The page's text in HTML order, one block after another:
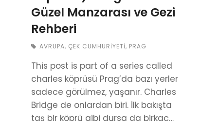
Güzel Manzarası ve Gezi
Rehberi
AVRUPA, ÇEK CUMHURIYETI, PRAG
This post is part of a series called
charles köprüsü Prag’da bazı yerler
sadece görülmez, yaşanır. Charles
Bridge de onlardan biri. İlk bakışta
taş bir köprü gibi dursa da birkaç…